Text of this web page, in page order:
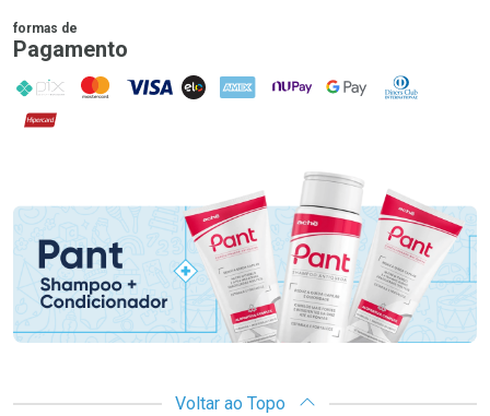
formas de
Pagamento
PIX MasterCard
VISA ELO AMEX NuPay Google PayDiners Club
Hipercard
Voltar ao Topo